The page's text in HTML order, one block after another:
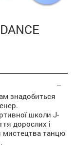
знадобиться
школи J-
дорослих і
мистецтва танцю